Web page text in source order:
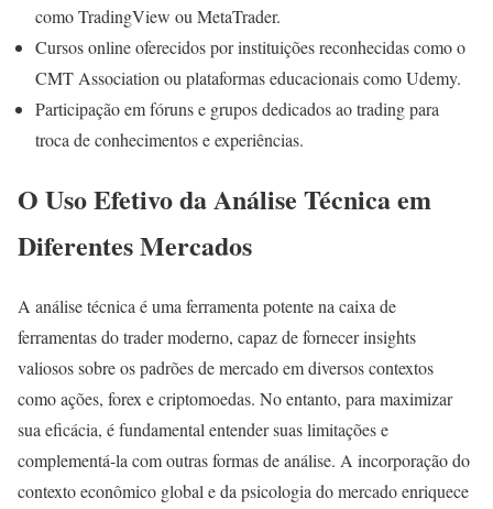
como TradingView ou MetaTrader.
Cursos online oferecidos por instituições reconhecidas como o
CMT Association ou plataformas educacionais como Udemy.
Participação em fóruns e grupos dedicados ao trading para
troca de conhecimentos e experiências.
O Uso Efetivo da Análise Técnica em
Diferentes Mercados
A análise técnica é uma ferramenta potente na caixa de
ferramentas do trader moderno, capaz de fornecer insights
valiosos sobre os padrões de mercado em diversos contextos
como ações, forex e criptomoedas. No entanto, para maximizar
sua eficácia, é fundamental entender suas limitações e
complementá-la com outras formas de análise. A incorporação do
contexto econômico global e da psicologia do mercado enriquece